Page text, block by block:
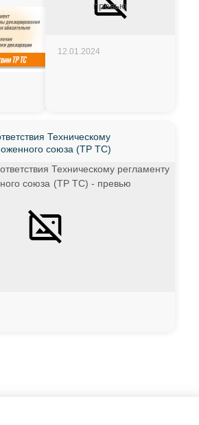
12.01.2024
Техническому
союза (ТР ТС)